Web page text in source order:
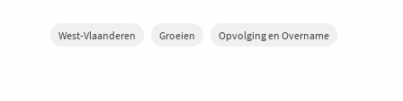
West-Vlaanderen Groeien Opvolging en Overname